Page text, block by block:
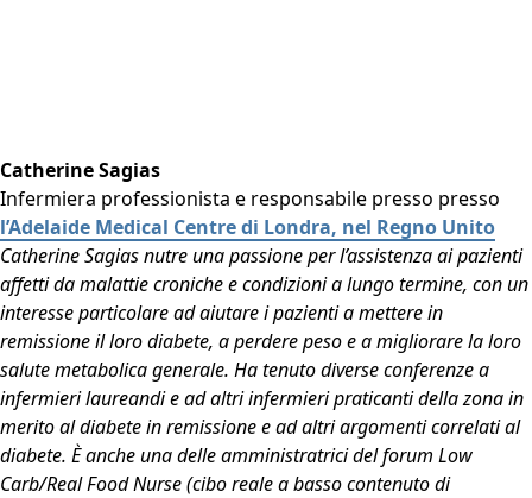
Catherine Sagias
Infermiera professionista e responsabile presso presso
l’Adelaide Medical Centre di Londra, nel Regno Unito
Catherine Sagias nutre una passione per l’assistenza ai pazienti
affetti da malattie croniche e condizioni a lungo termine, con un
interesse particolare ad aiutare i pazienti a mettere in
remissione il loro diabete, a perdere peso e a migliorare la loro
salute metabolica generale. Ha tenuto diverse conferenze a
infermieri laureandi e ad altri infermieri praticanti della zona in
merito al diabete in remissione e ad altri argomenti correlati al
diabete. È anche una delle amministratrici del forum Low
Carb/Real Food Nurse (cibo reale a basso contenuto di